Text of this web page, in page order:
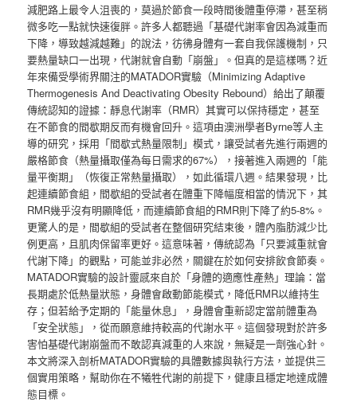
減肥路上最令人沮喪的，莫過於節食一段時間後體重停滯，甚至稍
微多吃一點就快速復胖。許多人都聽過「基礎代謝率會因為減重而
下降，導致越減越難」的說法，彷彿身體有一套自我保護機制，只
要熱量缺口一出現，代謝就會自動「崩盤」。但真的是這樣嗎？近
年來備受學術界關注的MATADOR實驗（Minimizing Adaptive
Thermogenesis And Deactivating Obesity Rebound）給出了顛覆
傳統認知的證據：靜息代謝率（RMR）其實可以保持穩定，甚至
在不節食的間歇期反而有機會回升。這項由澳洲學者Byrne等人主
導的研究，採用「間歇式熱量限制」模式，讓受試者先進行兩週的
嚴格節食（熱量攝取僅為每日需求的67%），接著進入兩週的「能
量平衡期」（恢復正常熱量攝取），如此循環八週。結果發現，比
起連續節食組，間歇組的受試者在體重下降幅度相當的情況下，其
RMR幾乎沒有明顯降低，而連續節食組的RMR則下降了約5-8%。
更驚人的是，間歇組的受試者在整個研究結束後，體內脂肪減少比
例更高，且肌肉保留率更好。這意味著，傳統認為「只要減重就會
代謝下降」的觀點，可能並非必然，關鍵在於如何安排飲食節奏。
MATADOR實驗的設計靈感來自於「身體的適應性產熱」理論：當
長期處於低熱量狀態，身體會啟動節能模式，降低RMR以維持生
存；但若給予定期的「能量休息」，身體會重新認定當前體重為
「安全狀態」，從而願意維持較高的代謝水平。這個發現對於許多
害怕基礎代謝崩盤而不敢認真減重的人來說，無疑是一劑強心針。
本文將深入剖析MATADOR實驗的具體數據與執行方法，並提供三
個實用策略，幫助你在不犧牲代謝的前提下，健康且穩定地達成體
態目標。